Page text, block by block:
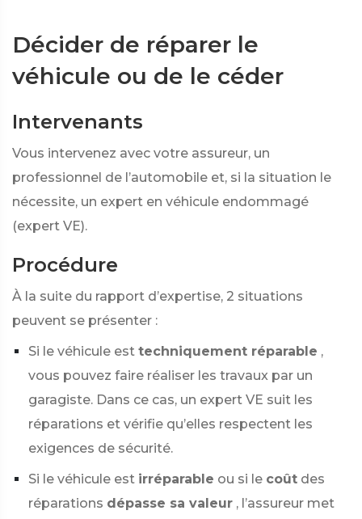
Décider de réparer le
véhicule ou de le céder
Intervenants
Vous intervenez avec votre assureur, un
professionnel de l’automobile et, si la situation le
nécessite, un expert en véhicule endommagé
(expert VE).
Procédure
À la suite du rapport d’expertise, 2 situations
peuvent se présenter :
Si le véhicule est techniquement réparable ,
vous pouvez faire réaliser les travaux par un
garagiste. Dans ce cas, un expert VE suit les
réparations et vérifie qu’elles respectent les
exigences de sécurité.
Si le véhicule est irréparable ou si le coût des
réparations dépasse sa valeur , l’assureur met